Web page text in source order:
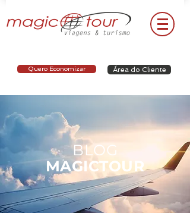
Quero Economizar Área do Cliente
BLOG
MAGICTOUR